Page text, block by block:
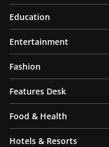
Education
Entertainment
Fashion
Features Desk
Food & Health
Hotels & Resorts